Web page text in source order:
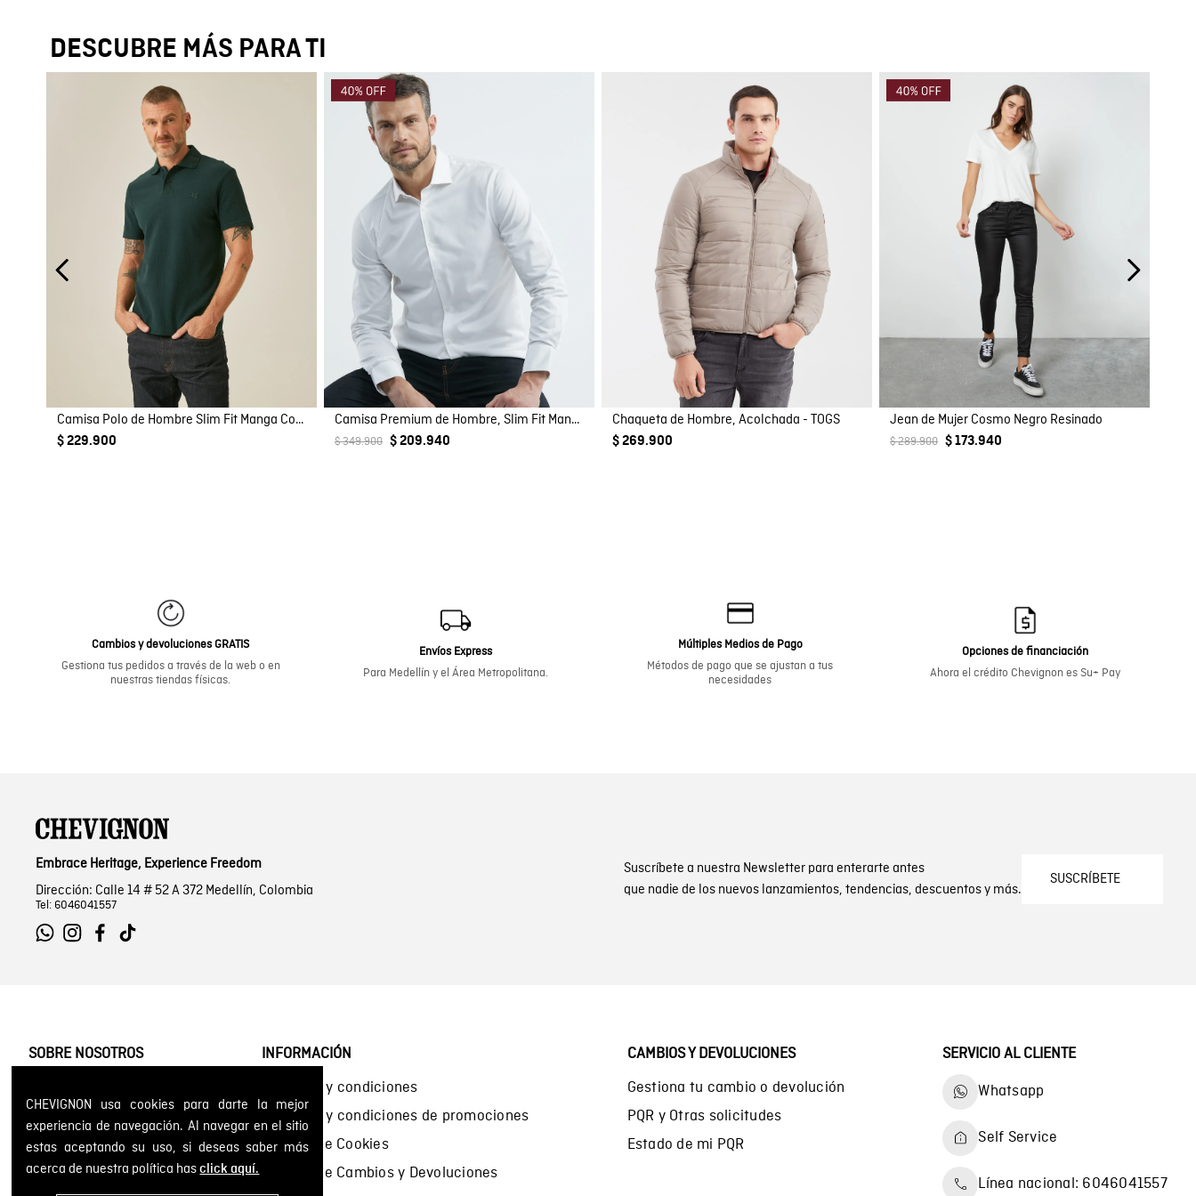
CHEVIGNON usa cookies para darte la mejor
experiencia de navegación. Al navegar en el sitio
estas aceptando su uso, si deseas saber más
acerca de nuestra política hasclick aquí.
DESCUBRE MÁS PARA TI
Camisa Polo de Hombre Slim Fit Manga Corta con Pato Bordado en Relieve Tela Rib en 100% Algodón
$ 229.900
Camisa Premium de Hombre, Slim Fit Manga Larga - Tecnología Twill
$ 349.900 $ 209.940
Chaqueta de Hombre, Acolchada - TOGS
$ 269.900
Jean de Mujer Cosmo Negro Resinado
$ 289.900 $ 173.940
Cambios y devoluciones GRATIS
Gestiona tus pedidos a través de la web o en
nuestras tiendas físicas.
Envíos Express
Para Medellín y el Área Metropolitana.
Múltiples Medios de Pago
Métodos de pago que se ajustan a tus
necesidades
Opciones de financiación
Ahora el crédito Chevignon es Su+ Pay
Suscríbete a nuestra Newsletter para enterarte antes
que nadie de los nuevos lanzamientos, tendencias, descuentos y más.
SUSCRÍBETE
Embrace Heritage, Experience Freedom
Dirección: Calle 14 # 52 A 372 Medellín, Colombia
Tel: 6046041557
SOBRE NOSOTROS
Historia de la marca
Mapa del sitio
INFORMACIÓN
Términos y condiciones
Términos y condiciones de promociones
Política de Cookies
Política de Cambios y Devoluciones
CAMBIOS Y DEVOLUCIONES
Gestiona tu cambio o devolución
PQR y Otras solicitudes
Estado de mi PQR
SERVICIO AL CLIENTE
Whatsapp
Self Service
Línea nacional: 6046041557